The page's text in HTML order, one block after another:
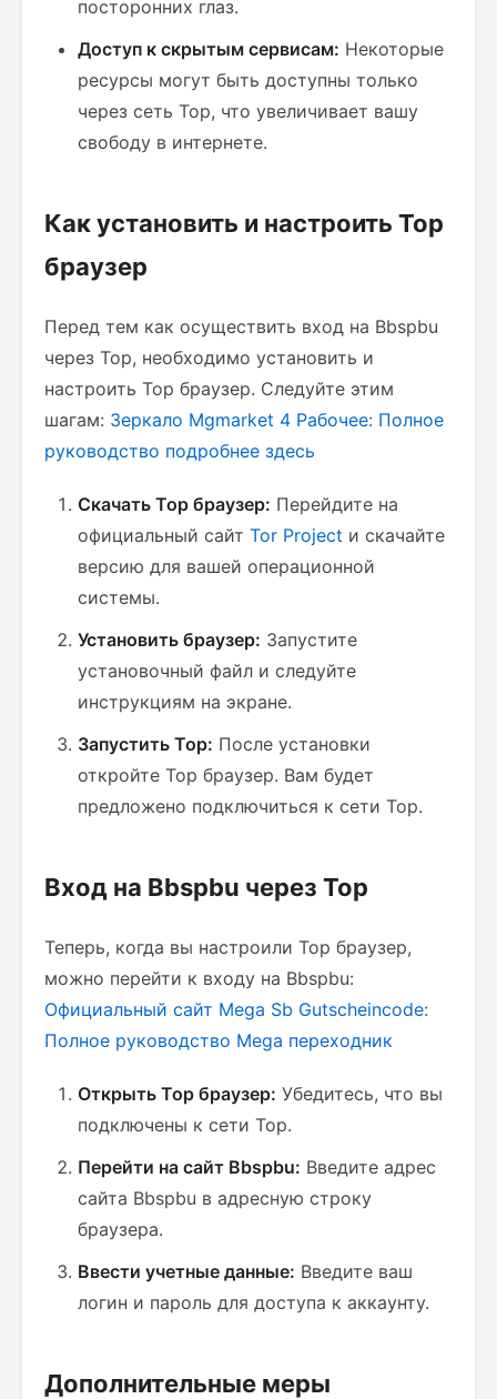
посторонних глаз.
Доступ к скрытым сервисам: Некоторые
ресурсы могут быть доступны только
через сеть Тор, что увеличивает вашу
свободу в интернете.
Как установить и настроить Тор
браузер
Перед тем как осуществить вход на Bbspbu
через Тор, необходимо установить и
настроить Тор браузер. Следуйте этим
шагам: Зеркало Mgmarket 4 Рабочее: Полное
руководство подробнее здесь
Скачать Тор браузер: Перейдите на
официальный сайт Tor Project и скачайте
версию для вашей операционной
системы.
Установить браузер: Запустите
установочный файл и следуйте
инструкциям на экране.
Запустить Тор: После установки
откройте Тор браузер. Вам будет
предложено подключиться к сети Тор.
Вход на Bbspbu через Тор
Теперь, когда вы настроили Тор браузер,
можно перейти к входу на Bbspbu:
Официальный сайт Mega Sb Gutscheincode:
Полное руководство Mega переходник
Открыть Тор браузер: Убедитесь, что вы
подключены к сети Тор.
Перейти на сайт Bbspbu: Введите адрес
сайта Bbspbu в адресную строку
браузера.
Ввести учетные данные: Введите ваш
логин и пароль для доступа к аккаунту.
Дополнительные меры